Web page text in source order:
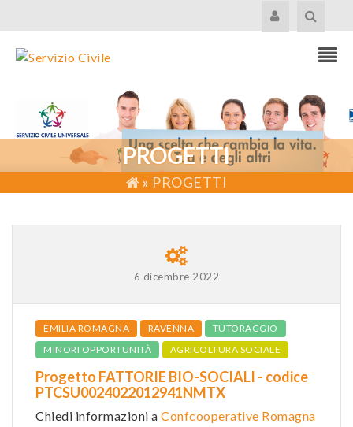
PROGETTI
» PROGETTI
6 dicembre 2022
EMILIA ROMAGNA RAVENNA
TUTORAGGIO
MINORI OPPORTUNITÀ
AGRICOLTURA SOCIALE
Progetto FATTORIE BIO-SOCIALI - codice
PTCSU0024022012941NMTX
Chiedi informazioni a Confcooperative Romagna